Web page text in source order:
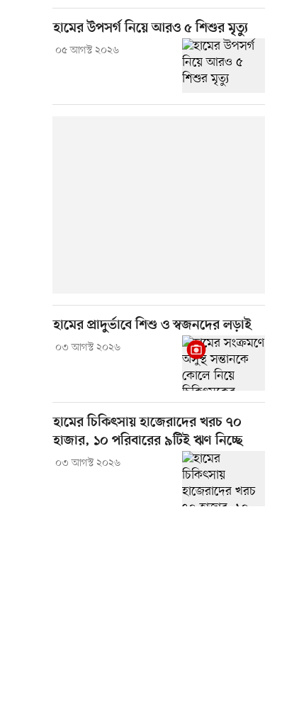
হামের উপসর্গ নিয়ে আরও ৫ শিশুর মৃত্যু
০৫ আগস্ট ২০২৬
হামের প্রাদুর্ভাবে শিশু ও স্বজনদের লড়াই
০৩ আগস্ট ২০২৬
হামের চিকিৎসায় হাজেরাদের খরচ ৭০
হাজার, ১০ পরিবারের ৯টিই ঋণ নিচ্ছে
০৩ আগস্ট ২০২৬